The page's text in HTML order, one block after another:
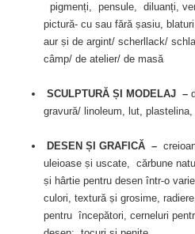
pigmenți, pensule, diluanți,
pictură- cu sau fără ṣasiu,
aur ṣi de argint/ scherllack/
câmp/ de atelier/ de masă
SCULPTURĂ ȘI MODELAJ –
gravură/ linoleum, lut,
DESEN ȘI GRAFICĂ –
uleioase ṣi uscate, cărbune
ṣi hârtie pentru desen într-o
culori, textură ṣi grosime,
pentru începători, cerneluri